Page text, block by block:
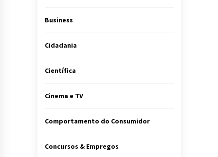
Business
Cidadania
Científica
Cinema e TV
Comportamento do Consumidor
Concursos & Empregos